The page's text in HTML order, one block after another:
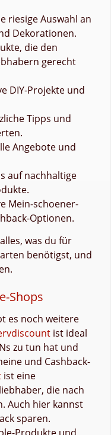
riesige Auswahl an
Dekorationen.
die den
gerecht
DIY-Projekte und
Tipps und
Angebote und
auf nachhaltige
Mein-schoener-
Optionen.
was du für
benötigst, und
Shops
es noch weitere
ist ideal
zu tun hat und
und Cashback-
ist eine
die nach
Auch hier kannst
sparen.